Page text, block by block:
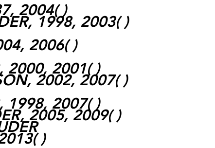
2004( )
1998, 2003( )
2006( )
2000, 2001( )
2002, 2007( )
1998, 2007( )
2005, 2009( )
)